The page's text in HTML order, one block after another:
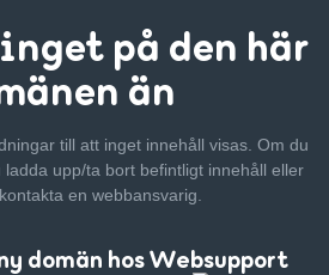
på den här
än
till att inget innehåll visas. Om du
upp/ta bort befintligt innehåll eller
en webbansvarig.
domän hos Websupport